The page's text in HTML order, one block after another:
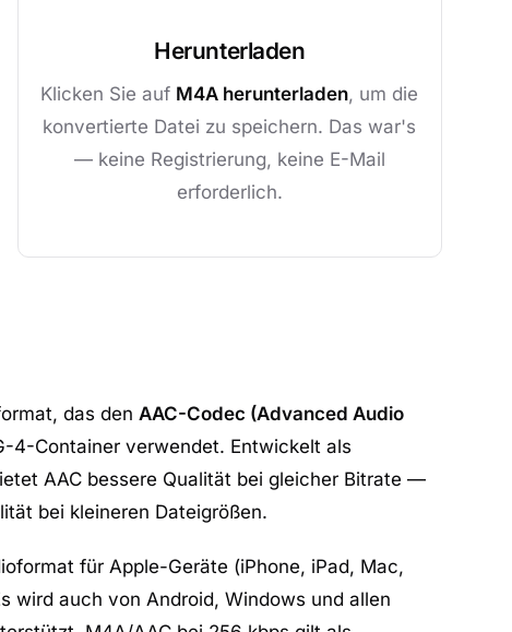
Herunterladen
Klicken Sie auf M4A herunterladen, um die
konvertierte Datei zu speichern. Das war's
— keine Registrierung, keine E-Mail
erforderlich.
das den AAC-Codec (Advanced Audio
4-Container verwendet. Entwickelt als
AAC bessere Qualität bei gleicher Bitrate —
bei kleineren Dateigrößen.
für Apple-Geräte (iPhone, iPad, Mac,
wird auch von Android, Windows und allen